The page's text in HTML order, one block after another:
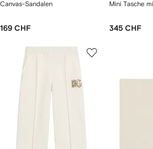
Canvas-Sandalen
169 CHF
Mini Tasche
345 CHF